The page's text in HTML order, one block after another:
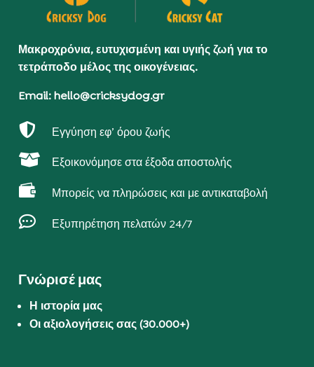
Μακροχρόνια, ευτυχισμένη και υγιής ζωή για το
τετράποδο μέλος της οικογένειας.
Email: hello@cricksydog.gr
 Εγγύηση εφ’ όρου ζωής
 Εξοικονόμησε στα έξοδα αποστολής
 Μπορείς να πληρώσεις και με αντικαταβολή
 Εξυπηρέτηση πελατών 24/7
Γνώρισέ μας
Η ιστορία μας
Οι αξιολογήσεις σας (30.000+)